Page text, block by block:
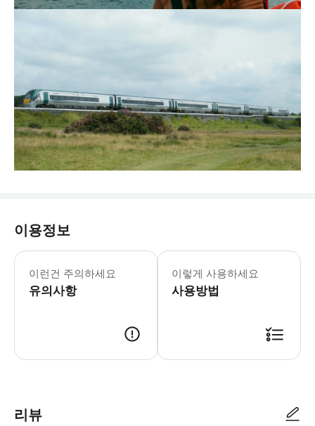
이용정보
이런건 주의하세요
유의사항
이렇게 사용하세요
사용방법
리뷰